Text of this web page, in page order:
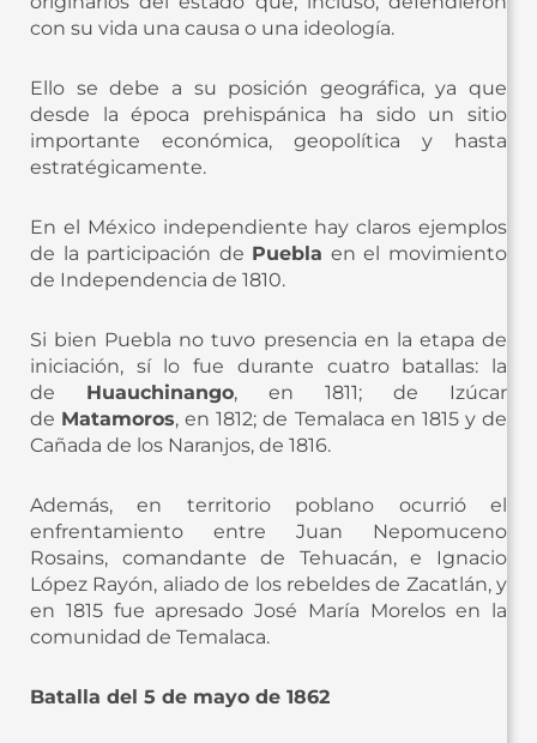
con su vida una causa o una ideología.
Ello se debe a su posición geográfica, ya que
desde la época prehispánica ha sido un sitio
importante económica, geopolítica y hasta
estratégicamente.
En el México independiente hay claros ejemplos
de la participación de Puebla en el movimiento
de Independencia de 1810.
Si bien Puebla no tuvo presencia en la etapa de
iniciación, sí lo fue durante cuatro batallas: la
de Huauchinango, en 1811; de Izúcar
de Matamoros, en 1812; de Temalaca en 1815 y de
Cañada de los Naranjos, de 1816.
Además, en territorio poblano ocurrió el
enfrentamiento entre Juan Nepomuceno
Rosains, comandante de Tehuacán, e Ignacio
López Rayón, aliado de los rebeldes de Zacatlán, y
en 1815 fue apresado José María Morelos en la
comunidad de Temalaca.
Batalla del 5 de mayo de 1862